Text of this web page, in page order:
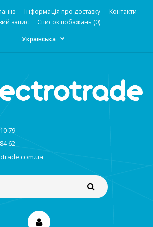
Інформація про доставку
Контакти
запис
Список побажань (0)
Українська
79
62